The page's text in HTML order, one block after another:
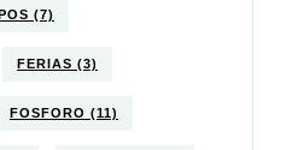
(7)
FERIAS (3)
FOSFORO (11)